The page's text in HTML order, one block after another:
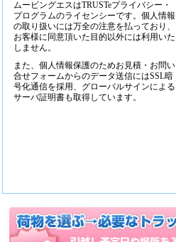
ムービングエスはTRUSTeプライバシー・
プログラムのライセンシーです。個人情報
の取り扱いには万全の注意を払っており、
お客様に同意頂いた目的以外には利用いた
しません。
また、個人情報保護のためお見積・お問い
合せフォームからのデータ送信にはSSL暗
号化通信を採用、グローバルサインによる
サーバ証明書も取得しています。